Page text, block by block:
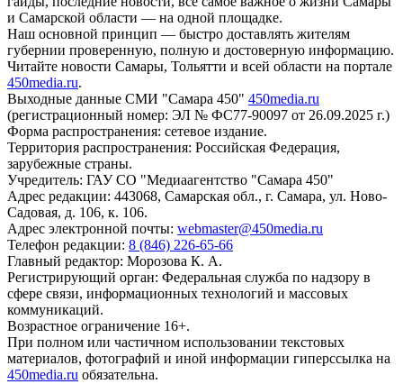
и Самарской области — на одной площадке.
Наш основной принцип — быстро доставлять жителям
губернии проверенную, полную и достоверную информацию.
Читайте новости Самары, Тольятти и всей области на портале
450media.ru.
Выходные данные СМИ "Самара 450" 450media.ru
(регистрационный номер: ЭЛ № ФС77-90097 от 26.09.2025 г.)
Форма распространения: сетевое издание.
Территория распространения: Российская Федерация,
зарубежные страны.
Учредитель: ГАУ СО "Медиаагентство "Самара 450"
Адрес редакции: 443068, Самарская обл., г. Самара, ул. Ново-
Садовая, д. 106, к. 106.
Адрес электронной почты: webmaster@450media.ru
Телефон редакции: 8 (846) 226-65-66
Главный редактор: Морозова К. А.
Регистрирующий орган: Федеральная служба по надзору в
сфере связи, информационных технологий и массовых
коммуникаций.
Возрастное ограничение 16+.
При полном или частичном использовании текстовых
материалов, фотографий и иной информации гиперссылка на
450media.ru обязательна.